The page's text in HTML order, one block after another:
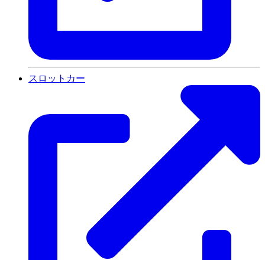
スロットカー